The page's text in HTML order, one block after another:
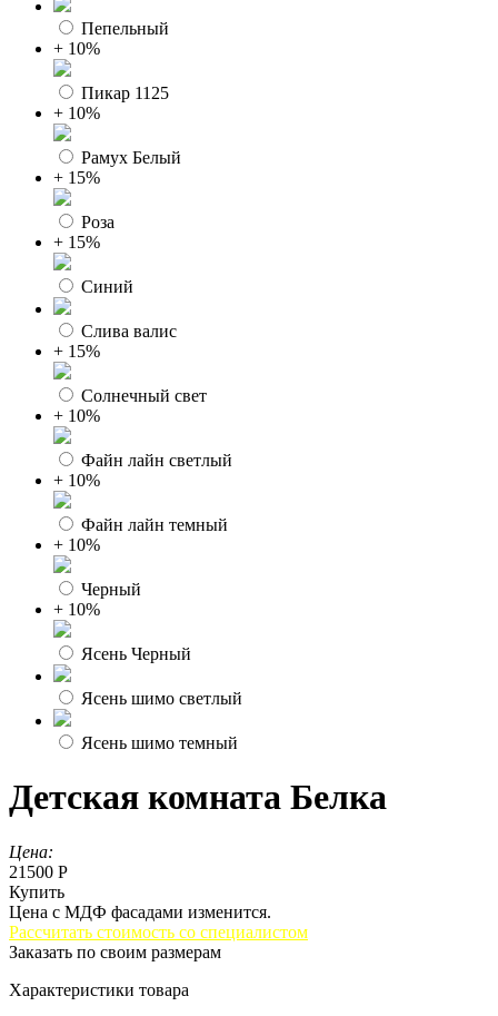
Пепельный
+ 10%
Пикар 1125
+ 10%
Рамух Белый
+ 15%
Роза
+ 15%
Синий
Слива валис
+ 15%
Солнечный свет
+ 10%
Файн лайн светлый
+ 10%
Файн лайн темный
+ 10%
Черный
+ 10%
Ясень Черный
Ясень шимо светлый
Ясень шимо темный
Детская комната Белка
Цена:
21500 Р
Купить
Цена с МДФ фасадами изменится.
Рассчитать стоимость со специалистом
Заказать по своим размерам
Характеристики товара